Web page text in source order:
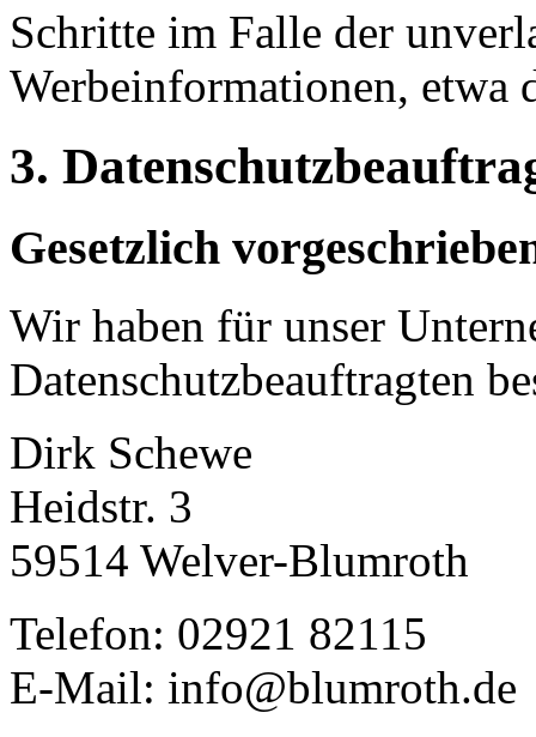
Schritte im Falle der
Werbeinformationen, etwa
3.
Gesetzlich
Wir haben für unser
Datenschutzbeauftragten
Dirk Schewe
Heidstr. 3
59514 Welver-Blumroth
Telefon: 02921 82115
E-Mail: info@blumroth.de